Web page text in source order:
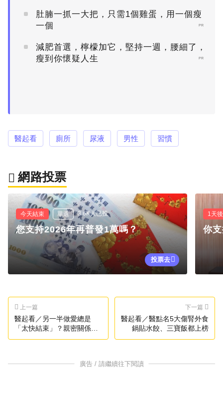
肚腩一抓一大把，只需1個雞蛋，用一個瘦
一個
PR
減肥首選，檸檬加它，堅持一週，腰細了，
瘦到你懷疑人生
PR
醫起看 廁所 尿液 男性 習慣
網路投票
今天結束 單選 3.6K人已投
您支持2026年再普發1萬嗎？
投票去
1天
你
上一篇
醫起看／另一半做愛總是
「太快結束」？親密關係溝
通「3件事」讓性愛更持久
下一篇
醫起看／醫點名5大傷腎外食
鍋貼水餃、三寶飯都上榜
廣告 / 請繼續往下閱讀